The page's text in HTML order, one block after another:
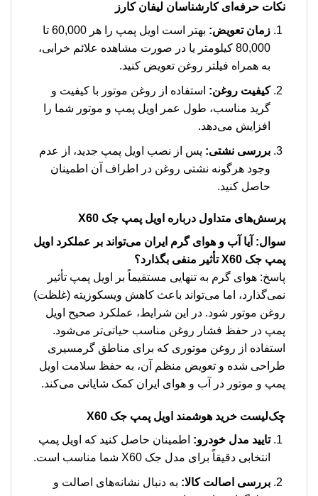
نکات حرفه‌ای کارشناسان لیفان کارز
زمان تعویض:
بهتر است اویل پمپ را هر 60,000 تا
80,000 کیلومتر یا در صورت مشاهده علائم خرابی،
به همراه فیلتر روغن تعویض کنید.
کیفیت روغن: استفاده از روغن موتور با کیفیت و
گرید مناسب، طول عمر اویل پمپ و موتور شما را
افزایش می‌دهد.
بررسی نشتی: پس از نصب اویل پمپ جدید، از عدم
وجود هرگونه نشتی روغن در اطراف آن اطمینان
حاصل کنید.
پرسش‌های متداول درباره اویل پمپ جک X60
سوال: آیا آب و هوای گرم ایران می‌تواند بر عملکرد اویل
پمپ جک X60 تأثیر منفی بگذارد؟
پاسخ: هوای گرم به تنهایی مستقیماً بر اویل پمپ تأثیر
نمی‌گذارد، اما می‌تواند باعث کاهش ویسکوزیته (غلظت)
روغن موتور شود. در این شرایط، عملکرد صحیح اویل
پمپ در حفظ فشار روغن مناسب حیاتی‌تر می‌شود.
استفاده از روغن موتوری که برای مناطق گرمسیری
طراحی شده و تعویض منظم آن، به حفظ سلامت اویل
پمپ و موتور در آب و هوای ایران کمک شایانی می‌کند.
چک‌لیست خرید هوشمند اویل پمپ جک X60
تایید مدل خودرو: اطمینان حاصل کنید که اویل پمپ
انتخابی دقیقاً برای مدل جک X60 شما مناسب است.
بررسی اصالت کالا: به دنبال نشانه‌های اصالت و